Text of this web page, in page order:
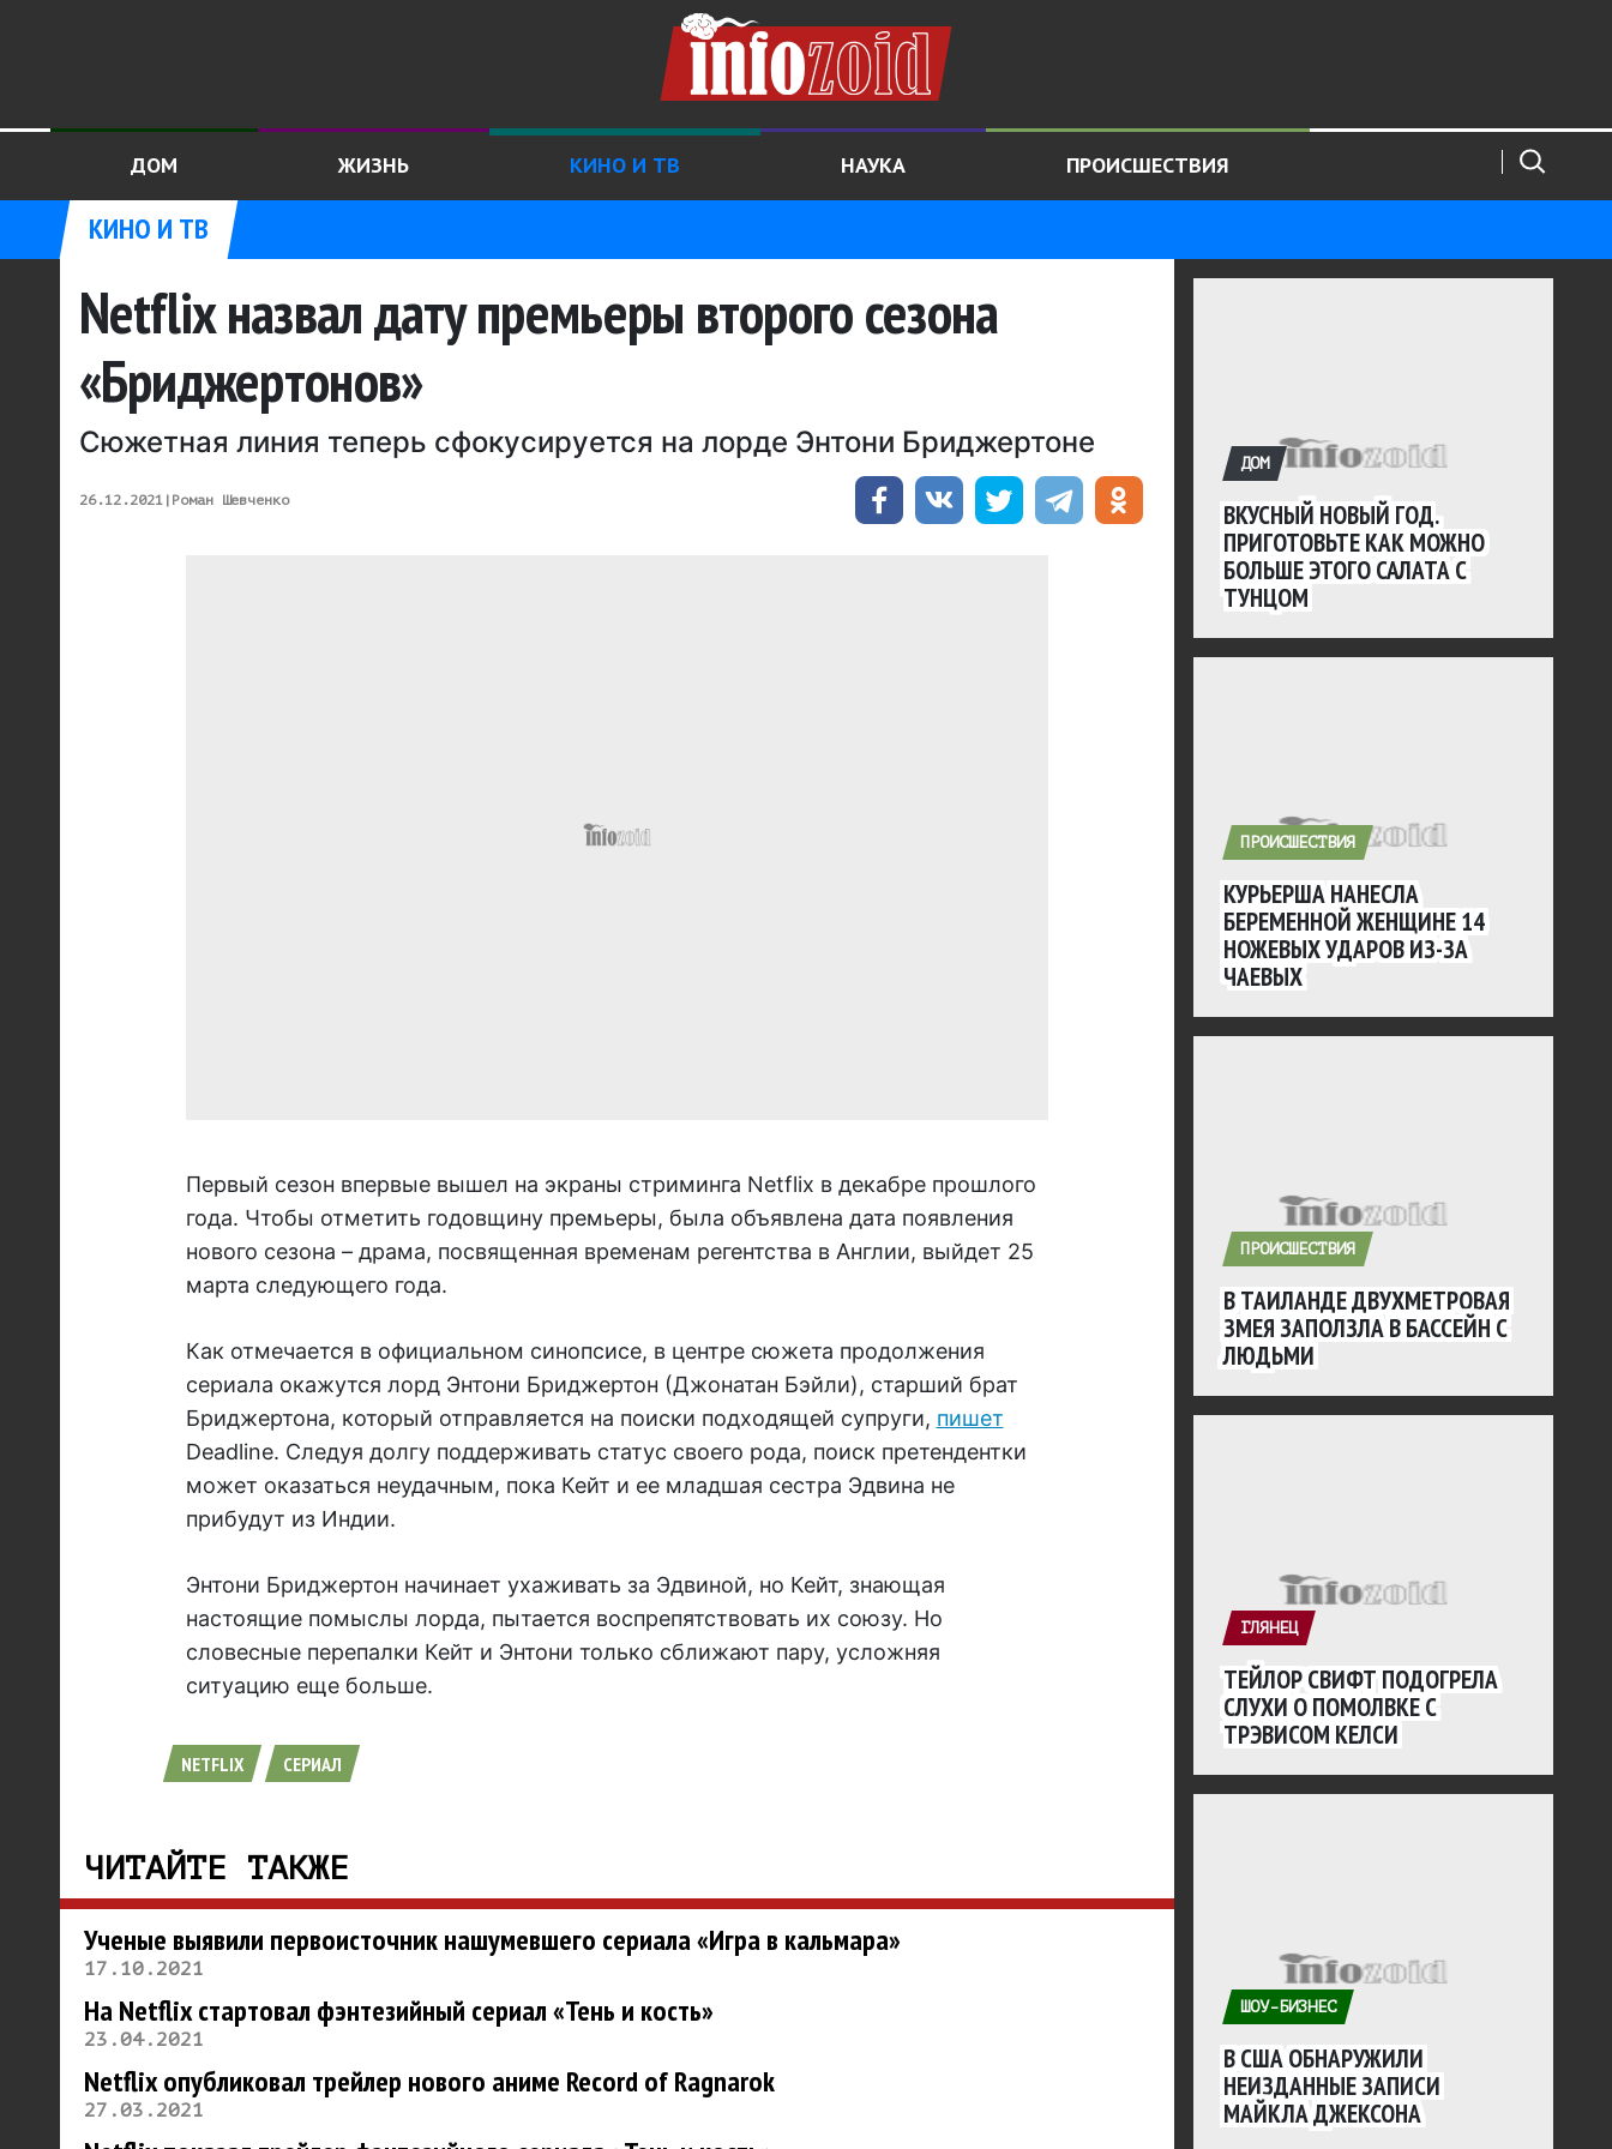
ДОМ ЖИЗНЬ КИНО И ТВ НАУКА ПРОИСШЕСТВИЯ
КИНО И ТВ
Netflix назвал дату премьеры второго сезона
«Бриджертонов»
Сюжетная линия теперь сфокусируется на лорде Энтони Бриджертоне
26.12.2021 | Роман Шевченко
Первый сезон впервые вышел на экраны стриминга Netflix в декабре прошлого
года. Чтобы отметить годовщину премьеры, была объявлена дата появления
нового сезона – драма, посвященная временам регентства в Англии, выйдет 25
марта следующего года.
Как отмечается в официальном синопсисе, в центре сюжета продолжения
сериала окажутся лорд Энтони Бриджертон (Джонатан Бэйли), старший брат
Бриджертона, который отправляется на поиски подходящей супруги, пишет
Deadline. Следуя долгу поддерживать статус своего рода, поиск претендентки
может оказаться неудачным, пока Кейт и ее младшая сестра Эдвина не
прибудут из Индии.
Энтони Бриджертон начинает ухаживать за Эдвиной, но Кейт, знающая
настоящие помыслы лорда, пытается воспрепятствовать их союзу. Но
словесные перепалки Кейт и Энтони только сближают пару, усложняя
ситуацию еще больше.
NETFLIX СЕРИАЛ
ЧИТАЙТЕ ТАКЖЕ
Ученые выявили первоисточник нашумевшего сериала «Игра в кальмара»
17.10.2021
На Netflix стартовал фэнтезийный сериал «Тень и кость»
23.04.2021
Netflix опубликовал трейлер нового аниме Record of Ragnarok
27.03.2021
ДОМ
ВКУСНЫЙ НОВЫЙ ГОД.
ПРИГОТОВЬТЕ КАК МОЖНО
БОЛЬШЕ ЭТОГО САЛАТА С
ТУНЦОМ
ПРОИСШЕСТВИЯ
КУРЬЕРША НАНЕСЛА
БЕРЕМЕННОЙ ЖЕНЩИНЕ 14
НОЖЕВЫХ УДАРОВ ИЗ-ЗА
ЧАЕВЫХ
ПРОИСШЕСТВИЯ
В ТАИЛАНДЕ ДВУХМЕТРОВАЯ
ЗМЕЯ ЗАПОЛЗЛА В БАССЕЙН С
ЛЮДЬМИ
ГЛЯНЕЦ
ТЕЙЛОР СВИФТ ПОДОГРЕЛА
СЛУХИ О ПОМОЛВКЕ С
ТРЭВИСОМ КЕЛСИ
ШОУ-БИЗНЕС
В США ОБНАРУЖИЛИ
НЕИЗДАННЫЕ ЗАПИСИ
МАЙКЛА ДЖЕКСОНА